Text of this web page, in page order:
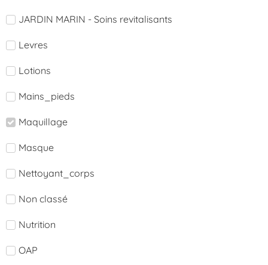
JARDIN MARIN - Soins revitalisants
Levres
Lotions
Mains_pieds
Maquillage
Masque
Nettoyant_corps
Non classé
Nutrition
OAP